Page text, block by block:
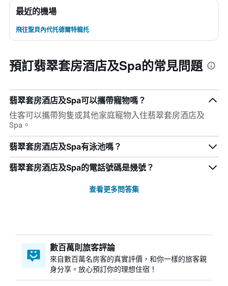
最近的機場
飛往聖貝內代托德爾特龍托
預訂翡翠套房酒店及Spa的常見問題
翡翠套房酒店及Spa可以攜帶寵物嗎？
住客可以攜帶狗隻或其他家庭寵物入住翡翠套房酒店及
Spa。
翡翠套房酒店及Spa有泳池嗎？
翡翠套房酒店及Spa的電話號碼是幾號？
查看更多問答集
數百萬則旅客評論
來自數百萬名房客的真實評價，和你一樣的旅客親
身分享。放心預訂你的理想住宿！